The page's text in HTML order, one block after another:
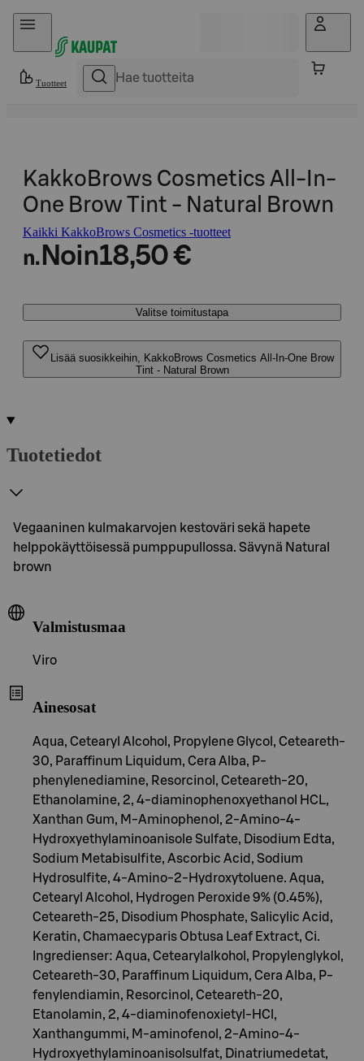
Hyppää sisältöön
Tuotteet
KakkoBrows Cosmetics All-In-
One Brow Tint - Natural Brown
Kaikki KakkoBrows Cosmetics -tuotteet
n. Noin18,50 €
Valitse toimitustapa
Lisää suosikkeihin, KakkoBrows Cosmetics All-In-One Brow
Tint - Natural Brown
Tuotetiedot
Vegaaninen kulmakarvojen kestoväri sekä hapete
helppokäyttöisessä pumppupullossa. Sävynä Natural
brown
Valmistusmaa
Viro
Ainesosat
Aqua, Cetearyl Alcohol, Propylene Glycol, Ceteareth-
30, Paraffinum Liquidum, Cera Alba, P-
phenylenediamine, Resorcinol, Ceteareth-20,
Ethanolamine, 2, 4-diaminophenoxyethanol HCL,
Xanthan Gum, M-Aminophenol, 2-Amino-4-
Hydroxyethylaminoanisole Sulfate, Disodium Edta,
Sodium Metabisulfite, Ascorbic Acid, Sodium
Hydrosulfite, 4-Amino-2-Hydroxytoluene. Aqua,
Cetearyl Alcohol, Hydrogen Peroxide 9% (0.45%),
Ceteareth-25, Disodium Phosphate, Salicylic Acid,
Keratin, Chamaecyparis Obtusa Leaf Extract, Ci.
Ingredienser: Aqua, Cetearylalkohol, Propylenglykol,
Ceteareth-30, Paraffinum Liquidum, Cera Alba, P-
fenylendiamin, Resorcinol, Ceteareth-20,
Etanolamin, 2, 4-diaminofenoxietyl-HCl,
Xanthangummi, M-aminofenol, 2-Amino-4-
Hydroxyethylaminoanisolsulfat, Dinatriumedetat,